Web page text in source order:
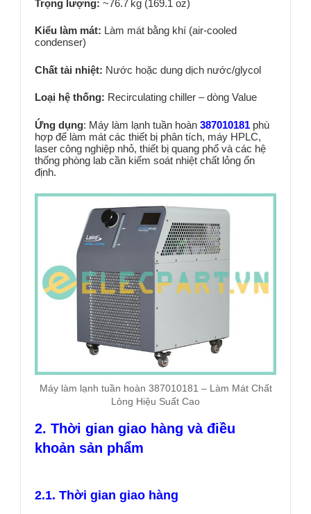
Trọng lượng: ~76.7 kg (169.1 oz)
Kiểu làm mát: Làm mát bằng khí (air‑cooled
condenser)
Chất tải nhiệt: Nước hoặc dung dịch nước/glycol
Loại hệ thống: Recirculating chiller – dòng Value
Ứng dụng: Máy làm lạnh tuần hoàn 387010181 phù
hợp để làm mát các thiết bị phân tích, máy HPLC,
laser công nghiệp nhỏ, thiết bị quang phổ và các hệ
thống phòng lab cần kiểm soát nhiệt chất lỏng ổn
định.
Máy làm lạnh tuần hoàn 387010181 – Làm Mát Chất
Lỏng Hiệu Suất Cao
2. Thời gian giao hàng và điều
khoản sản phẩm
2.1. Thời gian giao hàng